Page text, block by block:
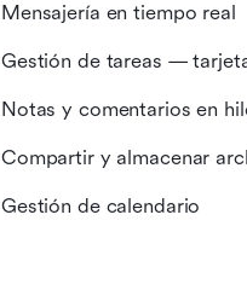
Mensajería en tiempo real
Gestión de tareas —
Notas y comentarios en
Compartir y almacenar
Gestión de calendario